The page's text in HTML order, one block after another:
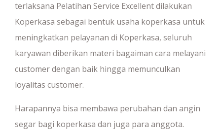
terlaksana Pelatihan Service Excellent dilakukan
Koperkasa sebagai bentuk usaha koperkasa untuk
meningkatkan pelayanan di Koperkasa, seluruh
karyawan diberikan materi bagaiman cara melayani
customer dengan baik hingga memunculkan
loyalitas customer.
Harapannya bisa membawa perubahan dan angin
segar bagi koperkasa dan juga para anggota.